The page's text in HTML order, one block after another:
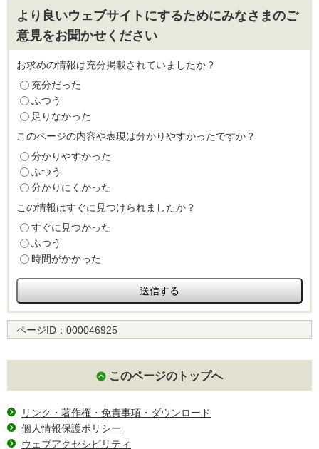
より良いウェブサイトにするためにみなさまのご
意見をお聞かせください
お求めの情報は充分掲載されていましたか？
充分だった
ふつう
足りなかった
このページの内容や表現は分かりやすかったですか？
分かりやすかった
ふつう
分かりにくかった
この情報はすぐに見つけられましたか？
すぐに見つかった
ふつう
時間がかかった
ページID： 000046925
このページのトップへ
リンク・著作権・免責事項・ダウンロード
個人情報保護ポリシー
ウェブアクセシビリティ